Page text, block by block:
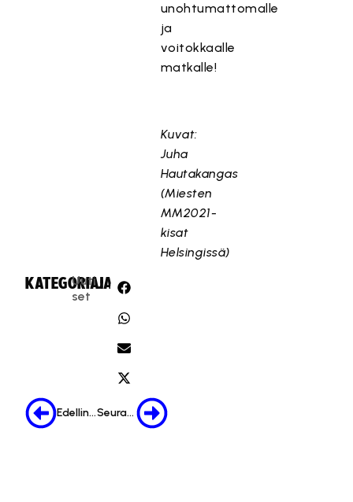
unohtumattomalle
ja
voitokkaalle
matkalle!
Kuvat:
Juha
Hautakangas
(Miesten
MM2021-
kisat
Helsingissä)
KATEGORIA:
Uuti
set
JAA:
Edellinen Seuraava